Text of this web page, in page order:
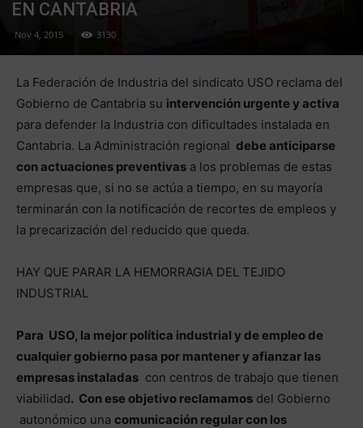
EN CANTABRIA
Nov 4, 2015 3130
La Federación de Industria del sindicato USO reclama del
Gobierno de Cantabria su intervención urgente y activa
para defender la Industria con dificultades instalada en
Cantabria. La Administración regional debe anticiparse
con actuaciones preventivas a los problemas de estas
empresas que, si no se actúa a tiempo, en su mayoría
terminarán con la notificación de recortes de empleos y
la precarización del reducido que queda.
HAY QUE PARAR LA HEMORRAGIA DEL TEJIDO
INDUSTRIAL
Para USO, la mejor política industrial y de empleo de
cualquier gobierno pasa por mantener y afianzar las
empresas instaladas con centros de trabajo que tienen
viabilidad. Con ese objetivo reclamamos del Gobierno
autonómico una comunicación regular con los